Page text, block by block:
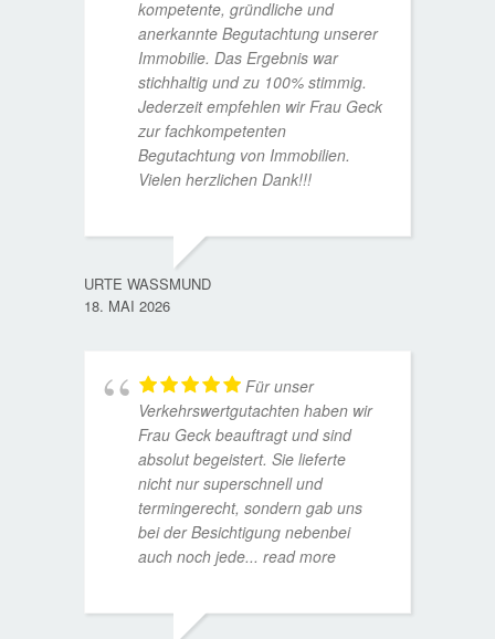
kompetente, gründliche und
anerkannte Begutachtung unserer
Immobilie. Das Ergebnis war
stichhaltig und zu 100% stimmig.
Jederzeit empfehlen wir Frau Geck
zur fachkompetenten
Begutachtung von Immobilien.
Vielen herzlichen Dank!!!
URTE WASSMUND
18. MAI 2026
Für unser
Verkehrswertgutachten haben wir
Frau Geck beauftragt und sind
absolut begeistert. Sie lieferte
nicht nur superschnell und
termingerecht, sondern gab uns
bei der Besichtigung nebenbei
auch noch jede... read more